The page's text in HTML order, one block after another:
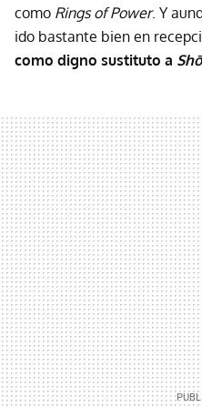
como Rings of Power. Y
ido bastante bien en
como digno sustituto a